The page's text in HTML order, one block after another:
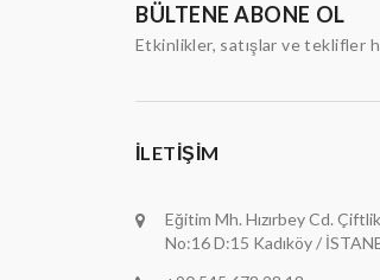
BÜLTENE ABONE OL
Etkinlikler, satışlar ve teklifler
İLETIŞIM
Eğitim Mh. Hızırbey Cd.
No:16 D:15 Kadıköy /